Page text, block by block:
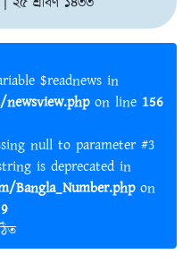
$readnews in
on line 156
is deprecated in
Bangla_Number.phpon
9